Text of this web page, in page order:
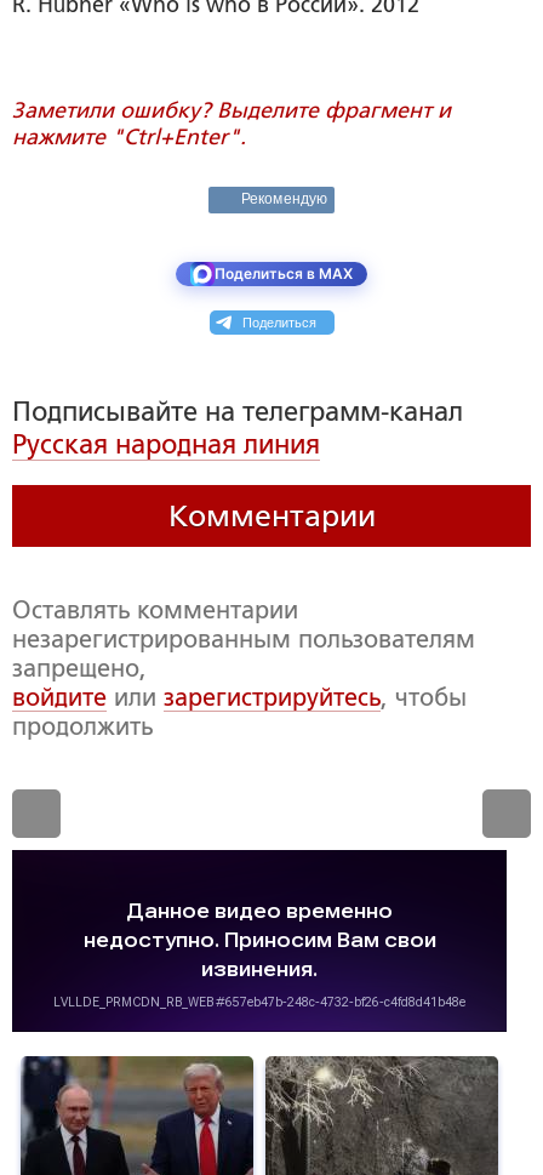
Заметили ошибку? Выделите фрагмент и
нажмите "Ctrl+Enter".
Рекомендую
Поделиться в MAX
Поделиться
Подписывайте на телеграмм-канал
Русская народная линия
Комментарии
Оставлять комментарии
незарегистрированным пользователям
запрещено,
войдите или зарегистрируйтесь, чтобы
продолжить